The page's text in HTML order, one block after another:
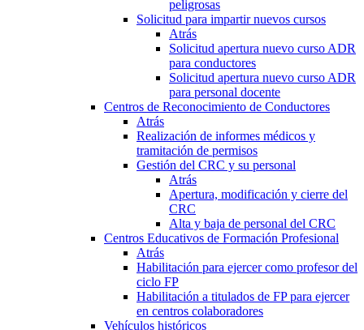
peligrosas
Solicitud para impartir nuevos cursos
Atrás
Solicitud apertura nuevo curso ADR
para conductores
Solicitud apertura nuevo curso ADR
para personal docente
Centros de Reconocimiento de Conductores
Atrás
Realización de informes médicos y
tramitación de permisos
Gestión del CRC y su personal
Atrás
Apertura, modificación y cierre del
CRC
Alta y baja de personal del CRC
Centros Educativos de Formación Profesional
Atrás
Habilitación para ejercer como profesor del
ciclo FP
Habilitación a titulados de FP para ejercer
en centros colaboradores
Vehículos históricos